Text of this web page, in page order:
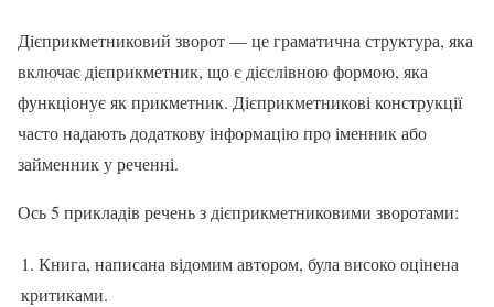
Дієприкметниковий зворот — це граматична структура, яка
включає дієприкметник, що є дієслівною формою, яка
функціонує як прикметник. Дієприкметникові конструкції
часто надають додаткову інформацію про іменник або
займенник у реченні.
Ось 5 прикладів речень з дієприкметниковими зворотами:
1. Книга, написана відомим автором, була високо оцінена
критиками.